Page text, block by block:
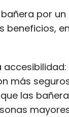
por
beneficios,
más
las